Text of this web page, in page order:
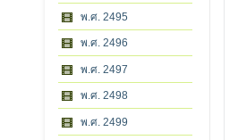
พ.ศ. 2495
พ.ศ. 2496
พ.ศ. 2497
พ.ศ. 2498
พ.ศ. 2499